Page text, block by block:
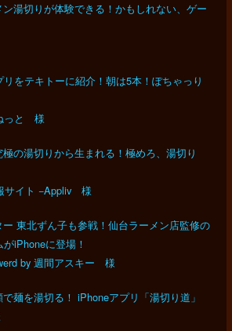
湯切りが体験できる！かもしれない、ゲー
をテキトーに紹介！朝は5本！ぽちゃっり
っと 様
の湯切りから生まれる！極めろ、湯切り
サイト −Appliv 様
東北ずん子も参戦！仙台ラーメン店監修の
iPhoneに登場！
by 週間アスキー 様
麺を湯切る！ iPhoneアプリ「湯切り道」